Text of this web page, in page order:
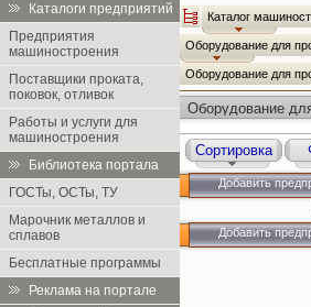
Каталоги предприятий
Предприятия
машиностроения
Поставщики проката,
поковок, отливок
Работы и услуги для
машиностроения
Библиотека портала
ГОСТы, ОСТы, ТУ
Марочник металлов и
сплавов
Бесплатные программы
Реклама на портале
Каталог
Оборудование для
Оборудование для
Оборудование
материалов
Сортировка
Добавить
Добавить